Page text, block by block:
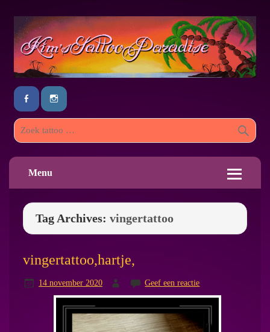
Menu
Tag Archives: vingertattoo
vingertattoo,hartje,
14 november 2020 Geef een reactie